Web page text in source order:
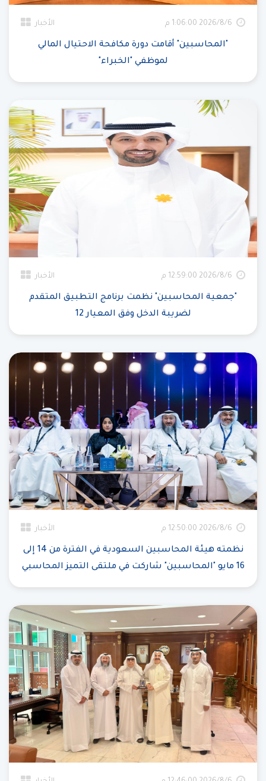
6‏‏/8‏‏/2026 1:06:00 م الأخبار
"المحاسبين" أقامت دورة مكافحة الاحتيال المالي
لموظفي "الخبراء"
6‏‏/8‏‏/2026 12:59:00 م الأخبار
"جمعية المحاسبين" نظمت برنامج التطبيق المتقدم
لضريبة الدخل وفق المعيار 12
6‏‏/8‏‏/2026 12:50:00 م الأخبار
نظمته هيئة المحاسبين السعودية في الفترة من 14 إلى
16 مايو "المحاسبين" شاركت في ملتقى التميز المحاسبي